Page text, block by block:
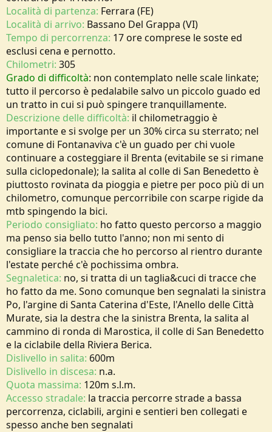
n
e
Località di partenza: Ferrara (FE)
Località di arrivo: Bassano Del Grappa (VI)
Tempo di percorrenza: 17 ore comprese le soste ed
esclusi cena e pernotto.
Chilometri: 305
Grado di difficoltà: non contemplato nelle scale linkate;
tutto il percorso è pedalabile salvo un piccolo guado ed
un tratto in cui si può spingere tranquillamente.
Descrizione delle difficoltà: il chilometraggio è
importante e si svolge per un 30% circa su sterrato; nel
comune di Fontanaviva c'è un guado per chi vuole
continuare a costeggiare il Brenta (evitabile se si rimane
sulla ciclopedonale); la salita al colle di San Benedetto è
piuttosto rovinata da pioggia e pietre per poco più di un
chilometro, comunque percorribile con scarpe rigide da
mtb spingendo la bici.
Periodo consigliato: ho fatto questo percorso a maggio
ma penso sia bello tutto l'anno; non mi sento di
consigliare la traccia che ho percorso al rientro durante
l'estate perché c'è pochissima ombra.
Segnaletica: no, si tratta di un taglia&cuci di tracce che
ho fatto da me. Sono comunque ben segnalati la sinistra
Po, l'argine di Santa Caterina d'Este, l'Anello delle Città
Murate, sia la destra che la sinistra Brenta, la salita al
cammino di ronda di Marostica, il colle di San Benedetto
e la ciclabile della Riviera Berica.
Dislivello in salita: 600m
Dislivello in discesa: n.a.
Quota massima: 120m s.l.m.
Accesso stradale: la traccia percorre strade a bassa
percorrenza, ciclabili, argini e sentieri ben collegati e
spesso anche ben segnalati